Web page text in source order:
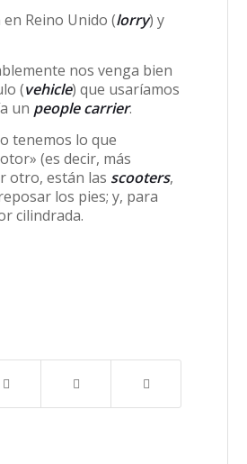
Reino Unido (lorry) y
nos venga bien
(vehicle) que usaríamos
un people carrier.
tenemos lo que
(es decir, más
otro, están las scooters,
los pies; y, para
cilindrada.